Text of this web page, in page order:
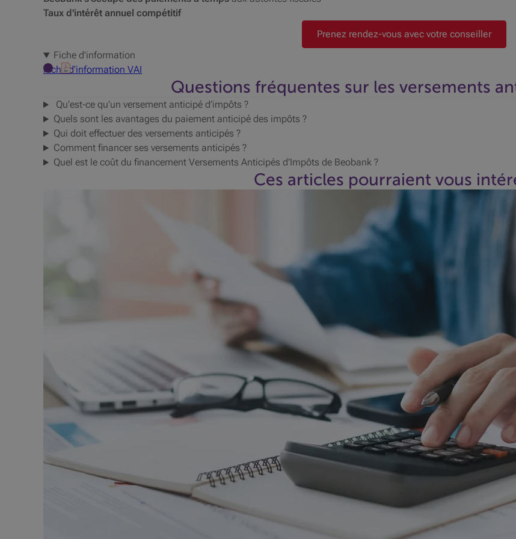
Taux d'intérêt annuel compétitif
Prenez rendez-vous avec votre conseiller
Fiche d'information
Fiche d'information VAI
Questions fréquentes sur les versements
Qu’est-ce qu’un versement anticipé d’impôts ?
Quels sont les avantages du paiement anticipé des impôts ?
Qui doit effectuer des versements anticipés ?
Comment financer ses versements anticipés ?
Quel est le coût du financement Versements Anticipés d’Impôts de Beobank ?
Ces articles pourraient vous